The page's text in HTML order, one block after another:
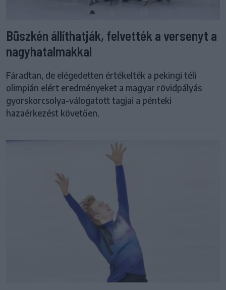
Büszkén állíthatják, felvették a versenyt a
nagyhatalmakkal
Fáradtan, de elégedetten értékelték a pekingi téli
olimpián elért eredményeket a magyar rövidpályás
gyorskorcsolya-válogatott tagjai a pénteki
hazaérkezést követően.